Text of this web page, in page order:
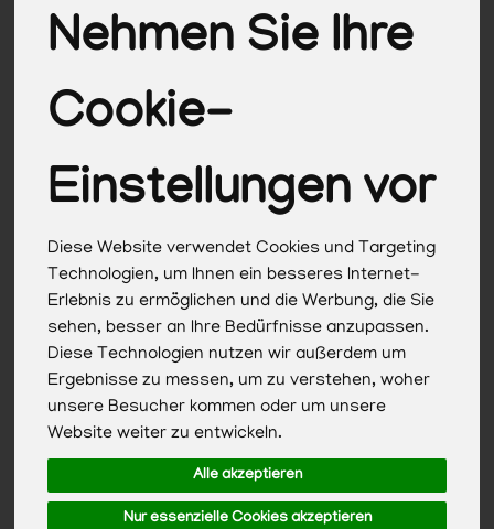
Nehmen Sie Ihre
Cookie-
Einstellungen vor
Diese Website verwendet Cookies und Targeting
Technologien, um Ihnen ein besseres Internet-
Erlebnis zu ermöglichen und die Werbung, die Sie
sehen, besser an Ihre Bedürfnisse anzupassen.
Diese Technologien nutzen wir außerdem um
Ergebnisse zu messen, um zu verstehen, woher
unsere Besucher kommen oder um unsere
Website weiter zu entwickeln.
Alle akzeptieren
Nur essenzielle Cookies akzeptieren
Knäckebrot & Zwieback
Ernährung